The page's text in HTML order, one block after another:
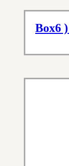
Box6